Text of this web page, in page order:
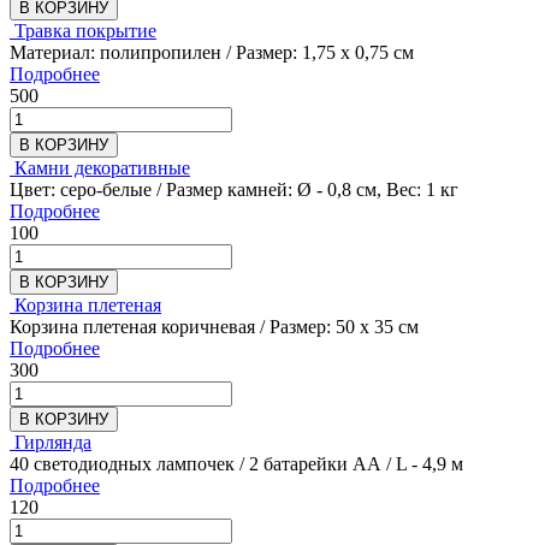
В КОРЗИНУ
Травка покрытие
Материал: полипропилен / Размер: 1,75 х 0,75 см
Подробнее
500
В КОРЗИНУ
Камни декоративные
Цвет: серо-белые / Размер камней: Ø - 0,8 см, Вес: 1 кг
Подробнее
100
В КОРЗИНУ
Корзина плетеная
Корзина плетеная коричневая / Размер: 50 х 35 см
Подробнее
300
В КОРЗИНУ
Гирлянда
40 светодиодных лампочек / 2 батарейки АА / L - 4,9 м
Подробнее
120